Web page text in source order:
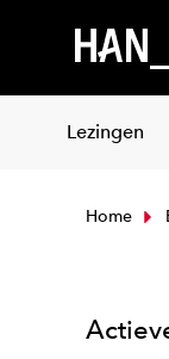
Lezingen
Home